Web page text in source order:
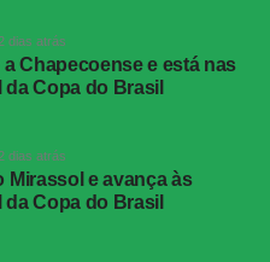
de Brasília
Safira e
50 minutos do segundo
dias atrás
Chapecoense e está nas
Copa do Brasil
dias atrás
Mirassol e avança às
Copa do Brasil